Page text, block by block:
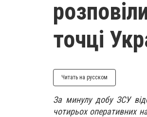
точці
Читать на русском
За минулу добу ЗСУ
чотирьох оперативних